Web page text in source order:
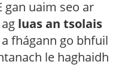
gan uaim seo ar
luas an tsolais
fhágann go bhfuil
le haghaidh